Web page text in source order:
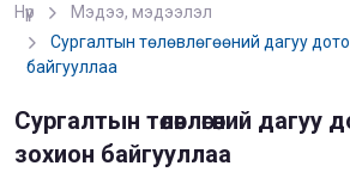
Нүүр
Мэдээ, мэдээлэл
Сургалтын төлөвлөгөөний дагуу
байгууллаа
Сургалтын төлөвлөгөөний
зохион байгууллаа
хэлэлцүүлэг